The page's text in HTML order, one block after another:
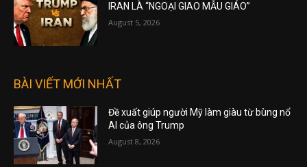
IRAN LÀ “NGOẠI GIAO MẪU GIÁO”
August 5, 2026
BÀI VIẾT MỚI NHẤT
Đề xuất giúp người Mỹ làm giàu từ bùng nổ
AI của ông Trump
August 8, 2026